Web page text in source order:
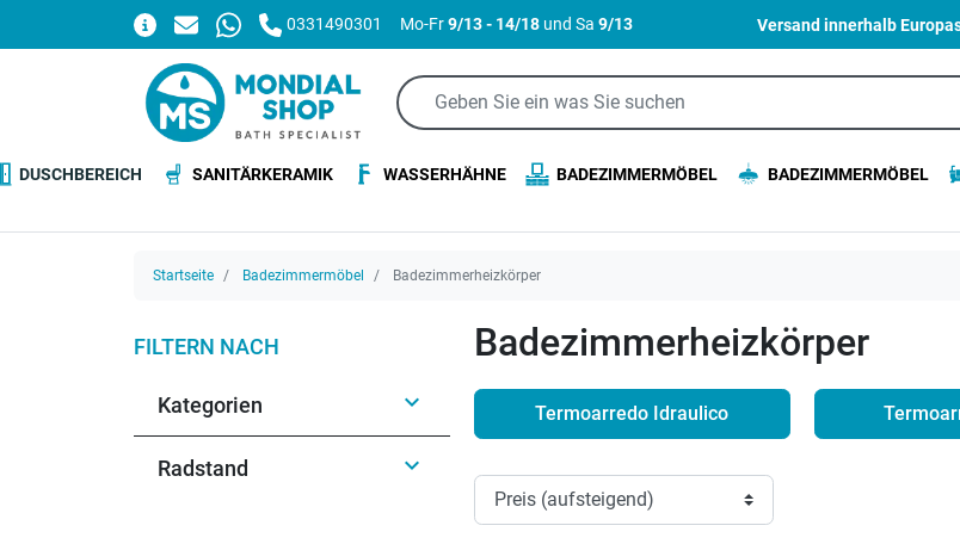
0331490301 Mo-Fr9/13 - 14/18 und Sa9/13 Versand innerhalb
DUSCHBEREICH SANITÄRKERAMIK WASSERHÄHNE BADEZIMMERMÖBEL BADEZIMMERMÖBEL
Startseite Badezimmermöbel Badezimmerheizkörper
FILTERN NACH
Kategorien 
Radstand 
Badezimmerheizkörper
Termoarredo Idraulico